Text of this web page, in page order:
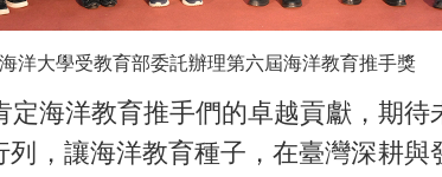
海洋大學受教育部委託辦理第六屆海洋教育推手獎
海洋教育推手們的卓越貢獻，期待
，讓海洋教育種子，在臺灣深耕